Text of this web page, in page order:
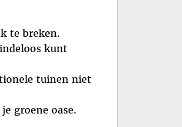
te breken.
kunt
tuinen niet
groene oase.